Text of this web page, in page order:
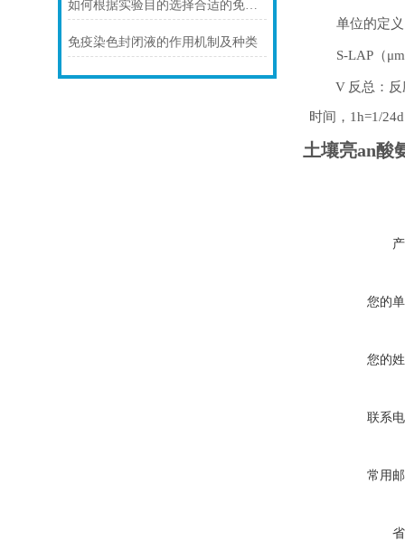
如何根据实验目的选择合适的免疫染色封闭剂
免疫染色封闭液的作用机制及种类
单位的定
S-LAP（
V 反总：
时间， 1h=1/24d
土壤亮an酸
您的
您的
联系
常用